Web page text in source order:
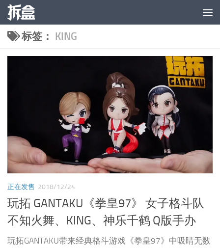
跳至内容
标签： KING
正在发售 2018/12/24
玩拓 GANTAKU《拳皇97》 女子格斗队
不知火舞、KING、神乐千鹤 Q版手办
玩拓GANTAKU带来经典格斗游戏《拳皇97》中吸睛无数